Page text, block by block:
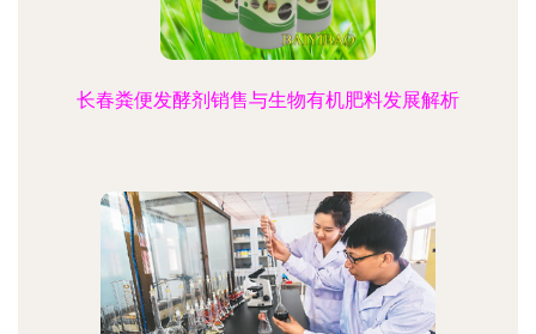
长春粪便发酵剂销售与生物有机肥料发展解析